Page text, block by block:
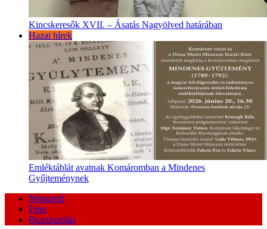
Kincskeresők XVII. – Ásatás Nagyölved határában
Hazai hírek
Emléktáblát avatnak Komáromban a Mindenes
Gyűjteménynek
Népszerű
Friss
Hozzászólás